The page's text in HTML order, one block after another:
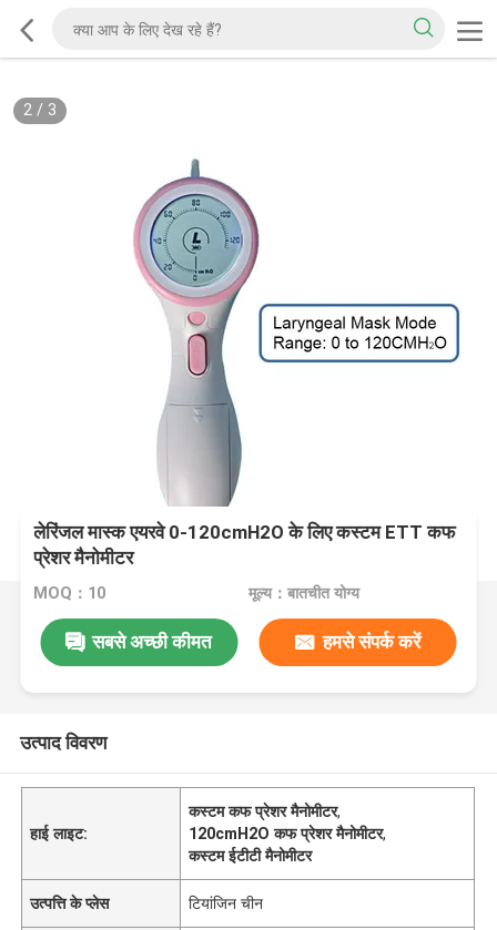
2/ 3
लेरिंजल मास्क एयरवे 0-120cmH2O के लिए कस्टम ETT कफ
प्रेशर मैनोमीटर
MOQ：10 मूल्य：बातचीत योग्य
सबसे अच्छी कीमत हमसे संपर्क करें
उत्पाद विवरण
हाई लाइट:
कस्टम कफ प्रेशर मैनोमीटर,
120cmH2O कफ प्रेशर मैनोमीटर,
कस्टम ईटीटी मैनोमीटर
उत्पत्ति के प्लेस टियांजिन चीन